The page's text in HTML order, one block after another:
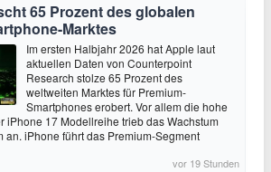
65 Prozent des globalen
Marktes
Im ersten Halbjahr 2026 hat Apple laut
aktuellen Daten von Counterpoint
Research stolze 65 Prozent des
weltweiten Marktes für Premium-
Smartphones erobert. Vor allem die hohe
iPhone 17 Modellreihe trieb das Wachstum
an. iPhone führt das Premium-Segment
vor 19 Stunden